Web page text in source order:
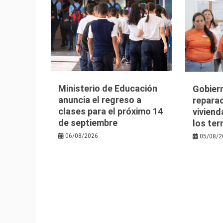
Ministerio de Educación
anuncia el regreso a
clases para el próximo 14
de septiembre
06/08/2026
los
05/08/